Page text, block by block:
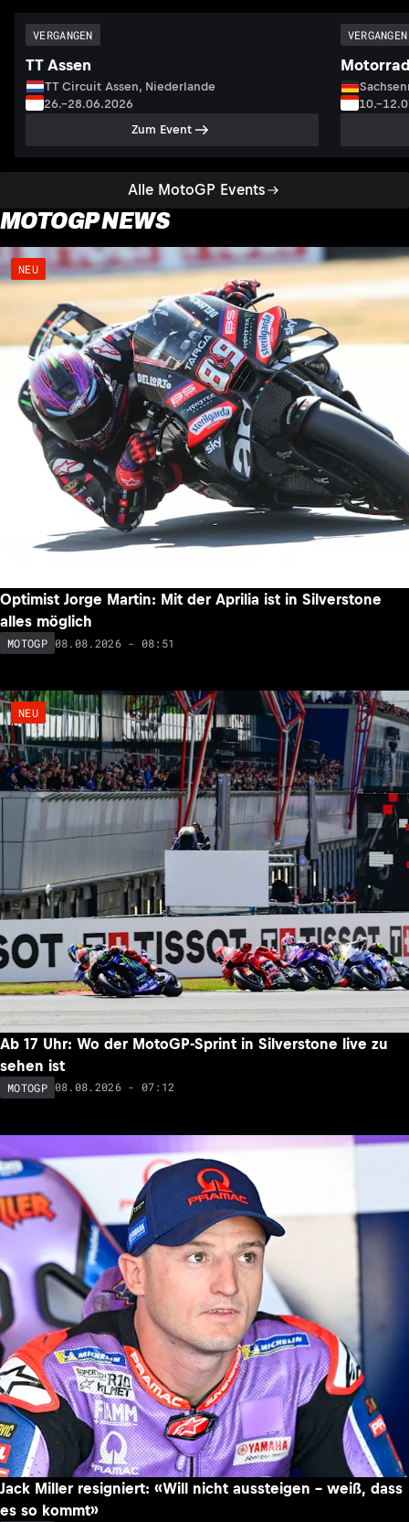
Alle MotoGP Events
VERGANGEN
TT Assen
TT Circuit Assen, Niederlande
26.–28.06.2026
Zum Event
VERGANGEN
MOTOGP NEWS
NEU
Optimist Jorge Martin: Mit der Aprilia ist in Silverstone
alles möglich
MOTOGP 08.08.2026 - 08:51
NEU
Ab 17 Uhr: Wo der MotoGP-Sprint in Silverstone live zu
sehen ist
MOTOGP 08.08.2026 - 07:12
Jack Miller resigniert: «Will nicht aussteigen – weiß, dass
es so kommt»